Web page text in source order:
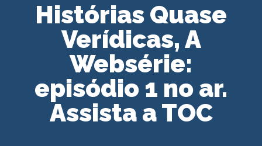
Histórias Quase
Verídicas, A
Websérie:
episódio 1 no ar.
Assista a TOC